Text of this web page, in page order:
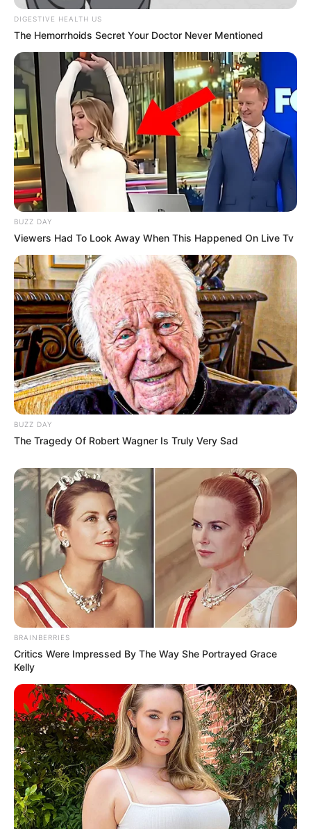
DIGESTIVE HEALTH US
The Hemorrhoids Secret Your Doctor Never Mentioned
BUZZ DAY
Viewers Had To Look Away When This Happened On Live Tv
BUZZ DAY
The Tragedy Of Robert Wagner Is Truly Very Sad
BRAINBERRIES
Critics Were Impressed By The Way She Portrayed Grace
Kelly